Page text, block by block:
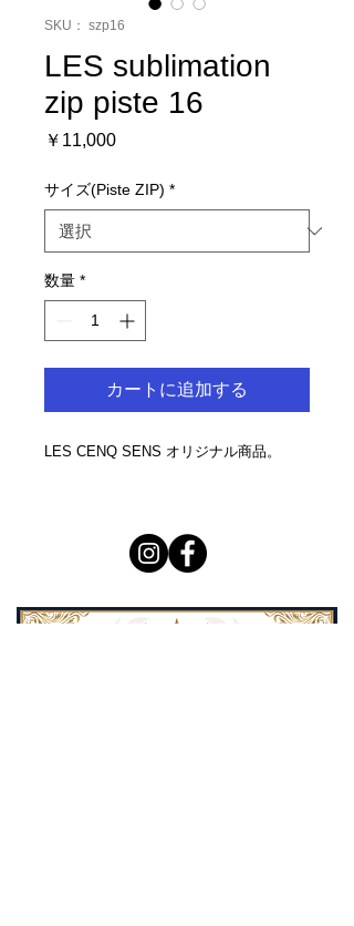
SKU： szp16
LES sublimation
zip piste 16
￥11,000価
サイズ(Piste ZIP) *
数量 *
カートに追加する
LES CENQ SENS オリジナル商品。